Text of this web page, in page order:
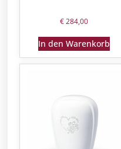
€284,00
In den Warenkorb